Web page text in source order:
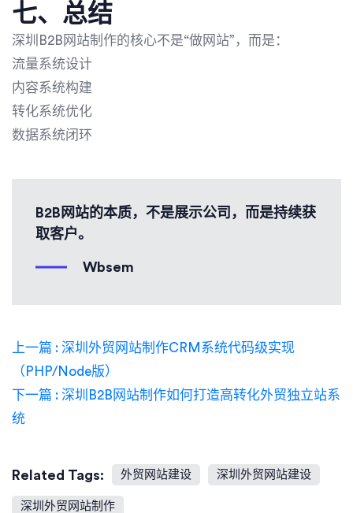
七、总结
深圳B2B网站制作的核心不是“做网站”，而是：
流量系统设计
内容系统构建
转化系统优化
数据系统闭环
B2B网站的本质，不是展示公司，而是持续获
取客户。
Wbsem
上一篇 : 深圳外贸网站制作CRM系统代码级实现
（PHP/Node版）
下一篇 : 深圳B2B网站制作如何打造高转化外贸独立站系
统
Related Tags: 外贸网站建设 深圳外贸网站建设
深圳外贸网站制作